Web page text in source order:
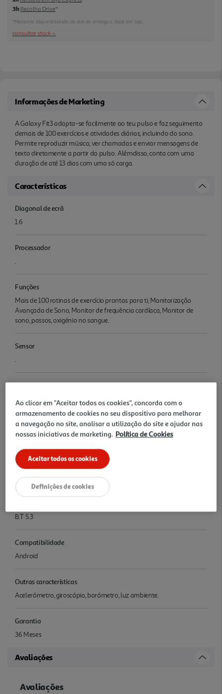
3h Recolha Drive*
*Mediante disponibilidade de slot de entrega e stock em loja.
consultar stock >.
Informações de Marketing
A Galaxy Fit3 adapta-se facilmente ao teu pulso e faz seguimento
demais de 100 exercícios e atividades diárias, incluindo do sono.
Permite reproduzir música, ver chamadas e enviar mensagens de
texto diretamente a partir do pulso. Alémdisso, conta com uma
duração de até 13 dias com uma só carga.
Características
Diagonal de ecrã
1.6
Processador
.
Funções
Mais de 100 rotinas de exercício prontas para ti, Monitorização
Avançada de Sono, Monitor de frequência cardíaca, Monitor de
sono, passos, oxigénio no sangue.
Sensor
.
Resistência
5ATM+IP68
Bateria
208
Autonomia (estimada)
312
B.T 5.3
Compatibilidade
Android
Outras características
Acelerómetro, giroscópio, barómetro, luz ambiente.
Garantia
36 Meses
Avaliações
Ao clicar em "Aceitar todos os cookies", concorda com o
armazenamento de cookies no seu dispositivo para melhorar
a navegação no site, analisar a utilização do site e ajudar nas
nossas iniciativas de marketing. Política de Cookies
Aceitar todos os cookies
Definições de cookies